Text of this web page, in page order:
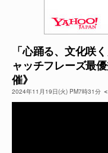
ご意
「心踊る、文化咲
ャッチフレーズ最
催》
2024年11月19日(火) PM7時31分